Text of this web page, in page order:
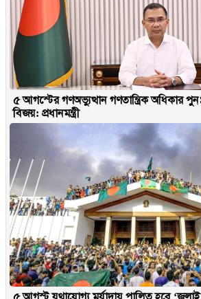
৫ আগস্টের গণঅভ্যুত্থান গণতান্ত্রিক অধিকার
বিজয়: প্রধানমন্ত্রী
৫ আগস্ট যথাযোগ্য মর্যাদায় পালিত হবে